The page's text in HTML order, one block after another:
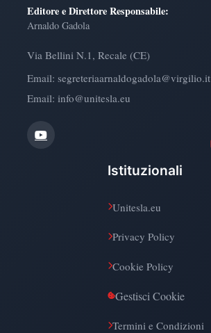
Editore e Direttore Responsabile:
Arnaldo Gadola
Via Bellini N.1, Recale (CE)
Email: segreteriaarnaldogadola@virgilio.it
Email: info@unitesla.eu
Istituzionali
Unitesla.eu
Privacy Policy
Cookie Policy
Gestisci Cookie
Termini e Condizioni